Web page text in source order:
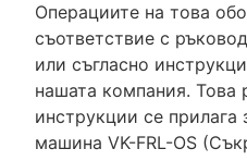
Операциите на това
съответствие с
или съгласно
нашата компания. Това
инструкции се прилага
машина VK-FRL-OS